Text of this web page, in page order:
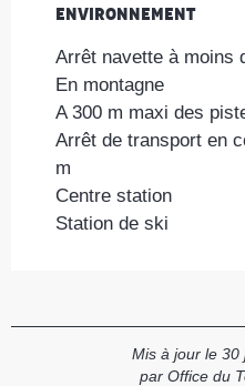
Environnement
Environnement
Arrêt navette à moins
En montagne
A 300 m maxi des
Arrêt de transport en
m
Centre station
Station de ski
Mis à jour le 30
par Office du